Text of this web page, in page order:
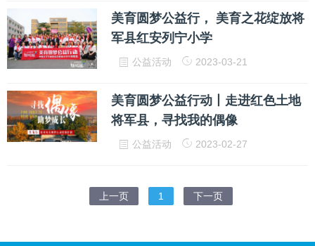
美育圆梦公益行， 美育之花绽放将
军县红安列宁小学
公益活动 2023-03-21
美育圆梦公益行动丨走进红色土地
将军县，寻找我的偶像
公益活动 2023-02-27
上一页 1 下一页